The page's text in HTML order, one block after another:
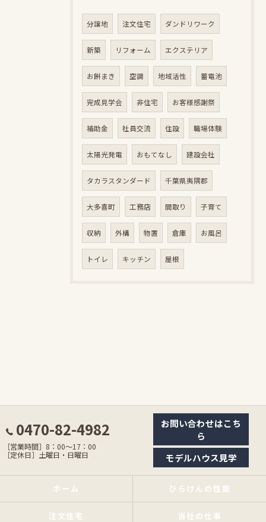
分譲地 注文住宅 ダンドリワーク
新築 リフォーム エクステリア
お餅まき 空調 地域活性 蓄電池
完成見学会 非住宅 お客様感謝祭
補助金 社員交流 住設 職場体験
太陽光発電 おもてなし 建設会社
タカラスタンダード 千葉県夷隅郡
大多喜町 工務店 間取り 子育て
収納 外構 物置 倉庫 お風呂
トイレ キッチン 屋根
0470-82-4982
［営業時間］8：00〜17：00
［定休日］土曜日・日曜日
お問い合わせはこち
ら
モデルハウス見学
ホーム ひらけんの性能
注文住宅 当社の仕事